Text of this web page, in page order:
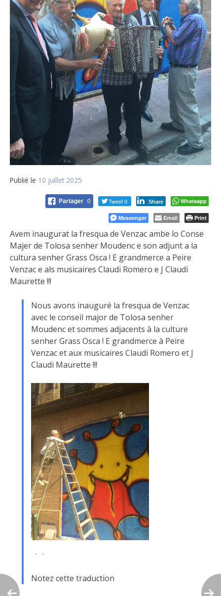
Publié le 10 juillet 2025
Partager 0 Tweet 0 Share Whatsapp
Messenger Email Print
Avem inaugurat la fresqua de Venzac ambe lo Conse
Majer de Tolosa senher Moudenc e son adjunt a la
cultura senher Grass Osca ! E grandmerce a Peire
Venzac e als musicaires Claudi Romero e J Claudi
Maurette !!!
Nous avons inauguré la fresqua de Venzac
avec le conseil major de Tolosa senher
Moudenc et sommes adjacents à la culture
senher Grass Osca ! E grandmerce à Peire
Venzac et aux musicaires Claudi Romero et J
Claudi Maurette !!!
· ·
Notez cette traduction